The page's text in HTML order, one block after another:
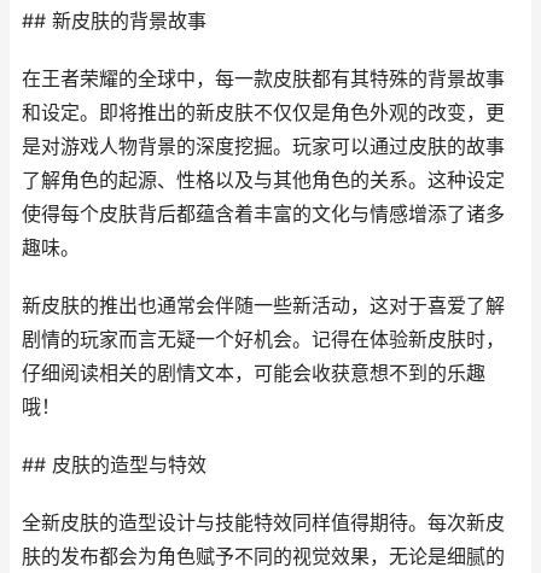
## 新皮肤的背景故事
在王者荣耀的全球中，每一款皮肤都有其特殊的背景故事
和设定。即将推出的新皮肤不仅仅是角色外观的改变，更
是对游戏人物背景的深度挖掘。玩家可以通过皮肤的故事
了解角色的起源、性格以及与其他角色的关系。这种设定
使得每个皮肤背后都蕴含着丰富的文化与情感增添了诸多
趣味。
新皮肤的推出也通常会伴随一些新活动，这对于喜爱了解
剧情的玩家而言无疑一个好机会。记得在体验新皮肤时，
仔细阅读相关的剧情文本，可能会收获意想不到的乐趣
哦！
## 皮肤的造型与特效
全新皮肤的造型设计与技能特效同样值得期待。每次新皮
肤的发布都会为角色赋予不同的视觉效果，无论是细腻的